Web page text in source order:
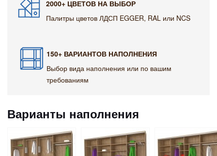
2000+ ЦВЕТОВ НА ВЫБОР
Палитры цветов ЛДСП EGGER, RAL или NCS
150+ ВАРИАНТОВ НАПОЛНЕНИЯ
Выбор вида наполнения или по вашим
требованиям
Варианты наполнения